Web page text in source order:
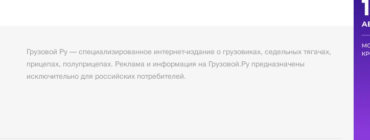
Грузовой Ру — специализированное интернет-издание о грузовиках, седельных тягачах,
прицепах, полуприцепах. Реклама и информация на Грузовой.Ру предназначены
исключительно для российских потребителей.